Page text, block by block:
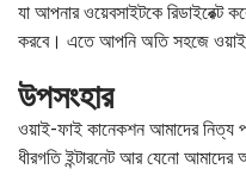
যা আপনার ওয়েবসাইটকে রিডাইরেক্ট
করবে। এতে আপনি অতি সহজে ওয়াই-
উপসংহার
ওয়াই-ফাই কানেকশন আমাদের নিত্য
ধীরগতি ইন্টারনেট আর যেনো